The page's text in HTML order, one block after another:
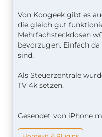
Von Koogeek gibt es
die gleich gut
Mehrfachsteckdosen
bevorzugen. Einfach
sind.
Als Steuerzentrale
TV 4k setzen.
Gesendet von iPhone